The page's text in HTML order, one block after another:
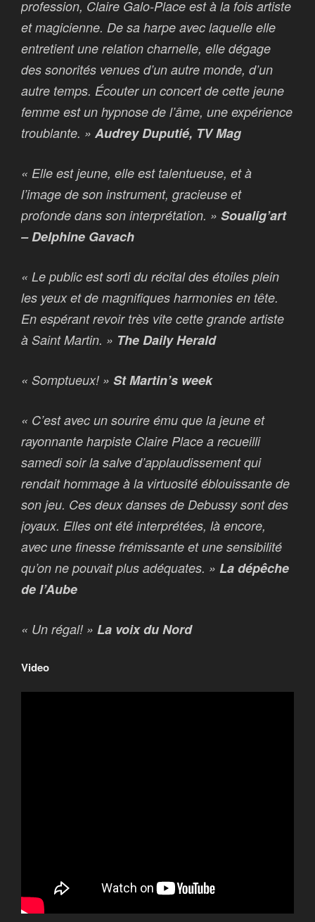
profession, Claire Galo-Place est à la fois artiste
et magicienne. De sa harpe avec laquelle elle
entretient une relation charnelle, elle dégage
des sonorités venues d’un autre monde, d’un
autre temps. Écouter un concert de cette jeune
femme est un hypnose de l’âme, une expérience
troublante. » Audrey Duputié, TV Mag
« Elle est jeune, elle est talentueuse, et à
l’image de son instrument, gracieuse et
profonde dans son interprétation. » Soualig’art
– Delphine Gavach
« Le public est sorti du récital des étoiles plein
les yeux et de magnifiques harmonies en tête.
En espérant revoir très vite cette grande artiste
à Saint Martin. » The Daily Herald
« Somptueux! » St Martin’s week
« C’est avec un sourire ému que la jeune et
rayonnante harpiste Claire Place a recueilli
samedi soir la salve d’applaudissement qui
rendait hommage à la virtuosité éblouissante de
son jeu. Ces deux danses de Debussy sont des
joyaux. Elles ont été interprétées, là encore,
avec une finesse frémissante et une sensibilité
qu’on ne pouvait plus adéquates. » La dépêche
de l’Aube
« Un régal! » La voix du Nord
Video